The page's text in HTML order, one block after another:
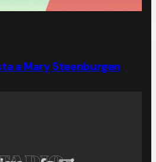
a Mary Steenburgen